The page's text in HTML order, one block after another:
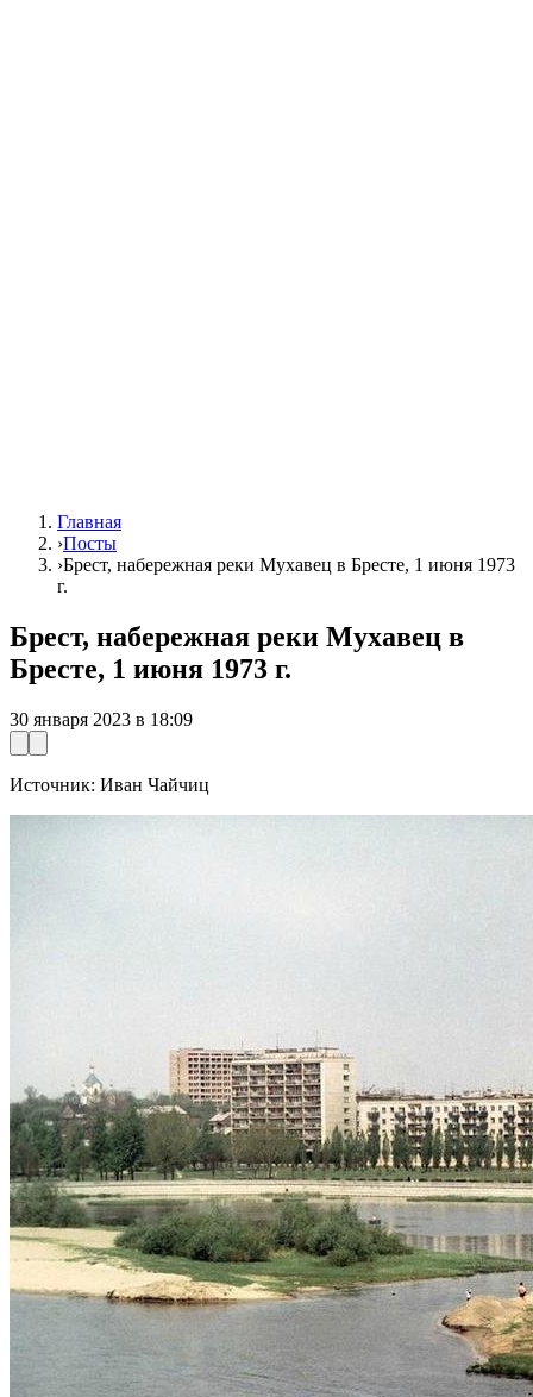
Главная
›Посты
›Брест, набережная реки Мухавец в Бресте, 1 июня 1973
г.
Брест, набережная реки Мухавец в
Бресте, 1 июня 1973 г.
30 января 2023 в 18:09
Источник: Иван Чайчиц